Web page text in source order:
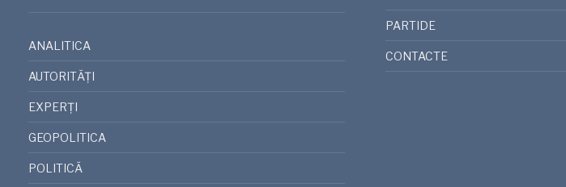
ANALITICA
AUTORITĂȚI
EXPERȚI
GEOPOLITICA
POLITICĂ
PARTIDE
CONTACTE